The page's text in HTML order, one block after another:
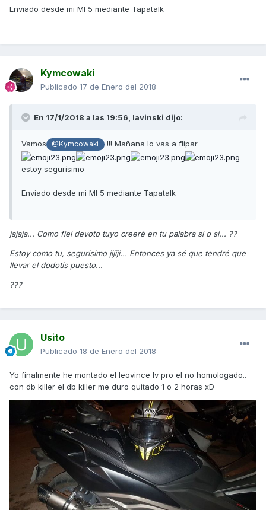
Enviado desde mi MI 5 mediante Tapatalk
Kymcowaki
Publicado 17 de Enero del 2018
En 17/1/2018 a las 19:56, lavinski dijo:
Vamos @Kymcowaki !!! Mañana lo vas a flipar
estoy segurísimo
Enviado desde mi MI 5 mediante Tapatalk
jajaja... Como fiel devoto tuyo creeré en tu palabra si o si... ??
Estoy como tu, segurisimo jijiji... Entonces ya sé que tendré que
llevar el dodotis puesto...
???
Usito
Publicado 18 de Enero del 2018
Yo finalmente he montado el leovince lv pro el no homologado..
con db killer el db killer me duro quitado 1 o 2 horas xD